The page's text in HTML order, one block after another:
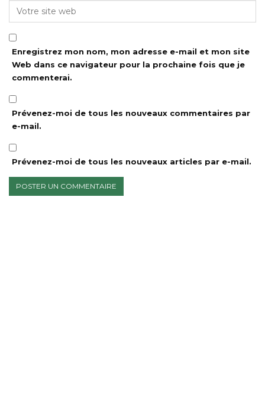
Enregistrez mon nom, mon adresse e-mail et mon site
Web dans ce navigateur pour la prochaine fois que je
commenterai.
Prévenez-moi de tous les nouveaux commentaires par
e-mail.
Prévenez-moi de tous les nouveaux articles par e-mail.